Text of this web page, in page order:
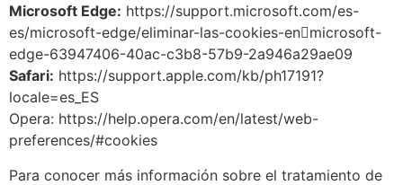
Microsoft Edge: https://support.microsoft.com/es-
es/microsoft-edge/eliminar-las-cookies-en￾microsoft-
edge-63947406-40ac-c3b8-57b9-2a946a29ae09
Safari: https://support.apple.com/kb/ph17191?
locale=es_ES
Opera: https://help.opera.com/en/latest/web-
preferences/#cookies
Para conocer más información sobre el tratamiento de